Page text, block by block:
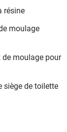
résine
moulage
de moulage pour
siège de toilette